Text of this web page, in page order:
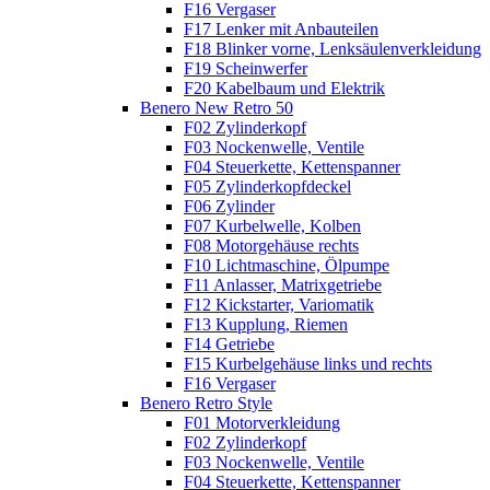
F16 Vergaser
F17 Lenker mit Anbauteilen
F18 Blinker vorne, Lenksäulenverkleidung
F19 Scheinwerfer
F20 Kabelbaum und Elektrik
Benero New Retro 50
F02 Zylinderkopf
F03 Nockenwelle, Ventile
F04 Steuerkette, Kettenspanner
F05 Zylinderkopfdeckel
F06 Zylinder
F07 Kurbelwelle, Kolben
F08 Motorgehäuse rechts
F10 Lichtmaschine, Ölpumpe
F11 Anlasser, Matrixgetriebe
F12 Kickstarter, Variomatik
F13 Kupplung, Riemen
F14 Getriebe
F15 Kurbelgehäuse links und rechts
F16 Vergaser
Benero Retro Style
F01 Motorverkleidung
F02 Zylinderkopf
F03 Nockenwelle, Ventile
F04 Steuerkette, Kettenspanner